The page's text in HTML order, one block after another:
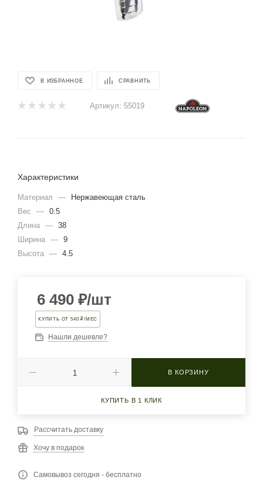
В ИЗБРАННОЕ СРАВНИТЬ
Артикул: 55019
Характеристики
Материал —
Нержавеющая сталь
Вес
— 0.5
Длина — 38
Ширина — 9
Высота — 4.5
6 490 ₽/шт
КУПИТЬ ОТ 540 ₽/МЕС
Нашли дешевле?
В КОРЗИНУ
КУПИТЬ В 1 КЛИК
Рассчитать доставку
Хочу в подарок
Самовывоз сегодня - бесплатно